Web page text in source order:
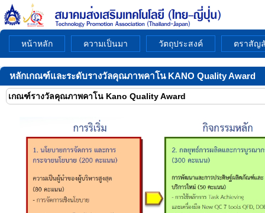
หน้าหลัก ความเป็นมา วัตถุประสงค์ ตราสัญ
หลักเกณฑ์และระดับรางวัลคุณภาพคาโน KANO Quality Award
เกณฑ์รางวัลคุณภาพคาโน Kano Quality Award